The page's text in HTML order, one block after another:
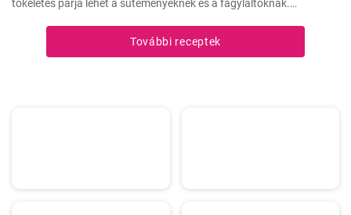
tökéletes párja lehet a süteményeknek és a fagylaltoknak.
finomságot.
További receptek